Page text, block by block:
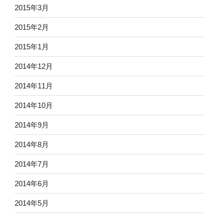
2015年3月
2015年2月
2015年1月
2014年12月
2014年11月
2014年10月
2014年9月
2014年8月
2014年7月
2014年6月
2014年5月